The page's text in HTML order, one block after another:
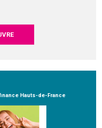
Hauts-de-France